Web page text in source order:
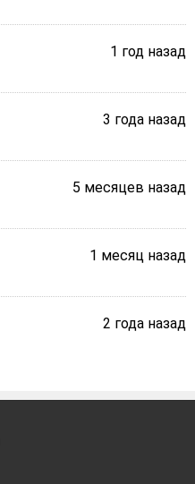
1 год назад
3 года назад
5 месяцев назад
1 месяц назад
2 года назад